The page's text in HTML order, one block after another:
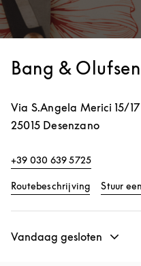
Bang &
Via S.Angela Merici 15/17
25015 Desenzano
+39 030 639 5725
RoutebeschrijvingLink Opens
Stuur
Vandaag gesloten